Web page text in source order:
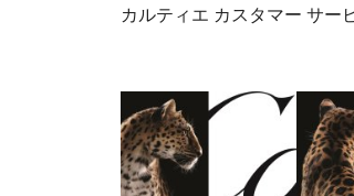
カルティエ カスタマー サー